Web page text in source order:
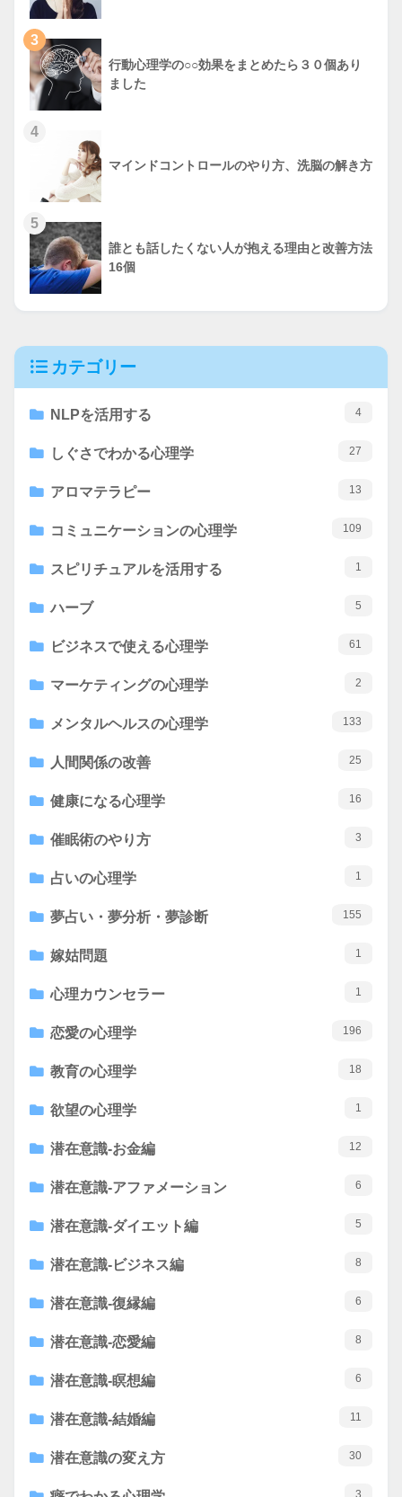
3
行動心理学の○○効果をまとめたら３０個あり
ました
4
マインドコントロールのやり方、洗脳の解き方
5
誰とも話したくない人が抱える理由と改善方法
16個
カテゴリー
NLPを活用する 4
しぐさでわかる心理学 27
アロマテラピー 13
コミュニケーションの心理学 109
スピリチュアルを活用する 1
ハーブ 5
ビジネスで使える心理学 61
マーケティングの心理学 2
メンタルヘルスの心理学 133
人間関係の改善 25
健康になる心理学 16
催眠術のやり方 3
占いの心理学 1
夢占い・夢分析・夢診断 155
嫁姑問題 1
心理カウンセラー 1
恋愛の心理学 196
教育の心理学 18
欲望の心理学 1
潜在意識-お金編 12
潜在意識-アファメーション 6
潜在意識-ダイエット編 5
潜在意識-ビジネス編 8
潜在意識-復縁編 6
潜在意識-恋愛編 8
潜在意識-瞑想編 6
潜在意識-結婚編 11
潜在意識の変え方 30
3